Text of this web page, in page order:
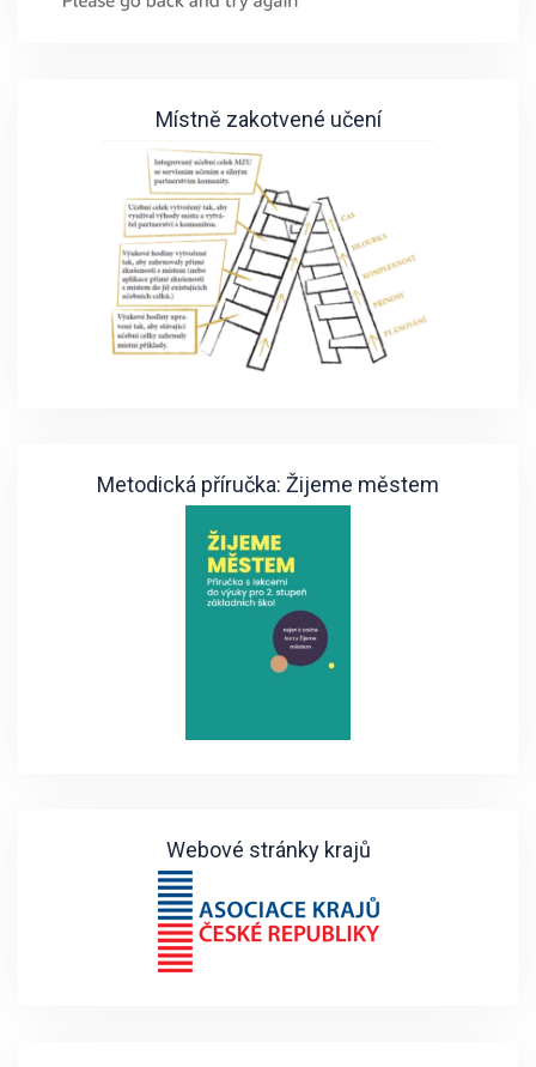
Místně zakotvené učení
Metodická příručka: Žijeme městem
Webové stránky krajů